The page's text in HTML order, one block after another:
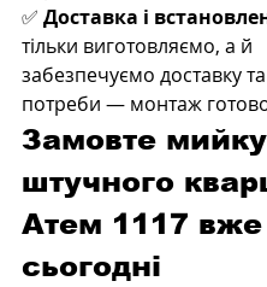
✅ Доставка і
тільки виготовляємо, а й
забезпечуємо доставку
потреби — монтаж
Замовте
штучного
Атем 1117 вже
сьогодні